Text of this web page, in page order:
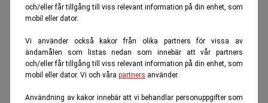
och/eller får tillgång till viss relevant information på din enhet, som
mobil eller dator.
Vi använder också kakor från olika partners för vissa av
ändamålen som listas nedan som innebär att vår partners
och/eller får tillgång till viss relevant information på din enhet, som
mobil eller dator. Vi och våra partners använder.
Användning av kakor innebär att vi behandlar personuppgifter som